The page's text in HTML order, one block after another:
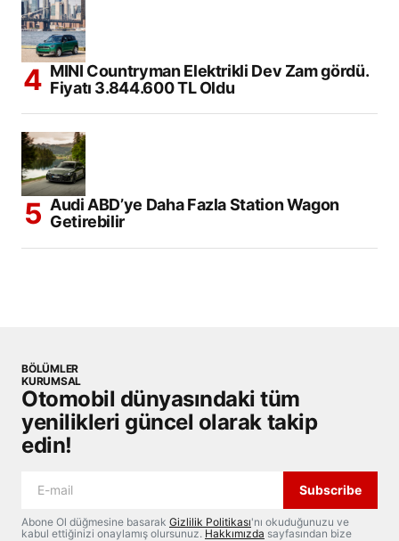
MINI Countryman Elektrikli Dev Zam gördü.
Fiyatı 3.844.600 TL Oldu
Audi ABD’ye Daha Fazla Station Wagon
Getirebilir
BÖLÜMLER
KURUMSAL
Otomobil dünyasındaki tüm
yenilikleri güncel olarak takip
edin!
Subscribe
Abone Ol düğmesine basarak Gizlilik Politikası'nı okuduğunuzu ve
kabul ettiğinizi onaylamış olursunuz. Hakkımızda sayfasından bize